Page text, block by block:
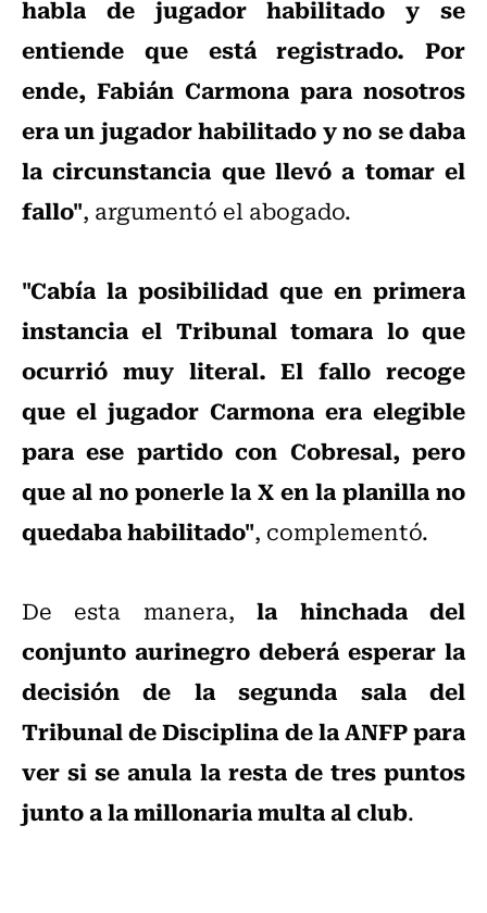
habla de jugador habilitado y se
entiende que está registrado. Por
ende, Fabián Carmona para nosotros
era un jugador habilitado y no se daba
la circunstancia que llevó a tomar el
fallo", argumentó el abogado.
"Cabía la posibilidad que en primera
instancia el Tribunal tomara lo que
ocurrió muy literal. El fallo recoge
que el jugador Carmona era elegible
para ese partido con Cobresal, pero
que al no ponerle la X en la planilla no
quedaba habilitado", complementó.
De esta manera,la hinchada del
conjunto aurinegro deberá esperar la
decisión de la segunda sala del
Tribunal de Disciplina de la ANFP para
ver si se anula la resta de tres puntos
junto a la millonaria multa al club.